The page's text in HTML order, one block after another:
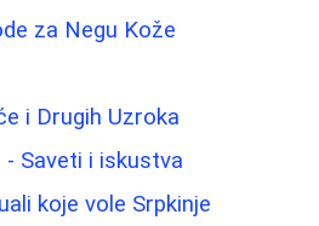
za Negu Kože
i Drugih Uzroka
Saveti i iskustva
koje vole Srpkinje